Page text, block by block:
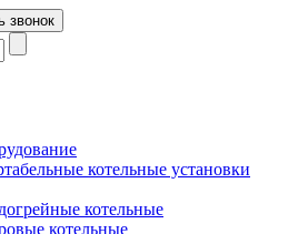
звонок
котельные установки
котельные
котельные